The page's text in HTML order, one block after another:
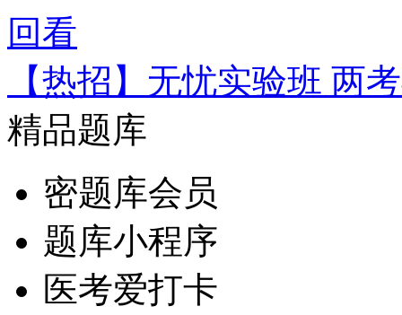
回看
【热招】无忧实验班 两
精品题库
密题库会员
题库小程序
医考爱打卡